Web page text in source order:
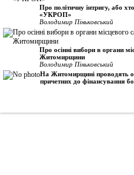
Про політичну інтригу, або
«УКРОП»
Володимир Піньковський
Про осінні вибори в органи
Житомирщини
Володимир Піньковський
На Житомирщині проводять
причетних до фінансування